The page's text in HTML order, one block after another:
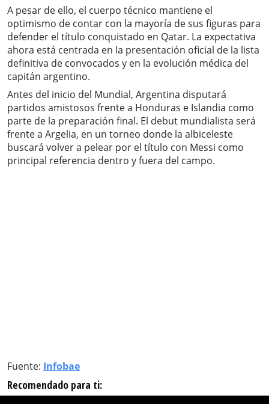
A pesar de ello, el cuerpo técnico mantiene el
optimismo de contar con la mayoría de sus figuras para
defender el título conquistado en Qatar. La expectativa
ahora está centrada en la presentación oficial de la lista
definitiva de convocados y en la evolución médica del
capitán argentino.
Antes del inicio del Mundial, Argentina disputará
partidos amistosos frente a Honduras e Islandia como
parte de la preparación final. El debut mundialista será
frente a Argelia, en un torneo donde la albiceleste
buscará volver a pelear por el título con Messi como
principal referencia dentro y fuera del campo.
Fuente: Infobae
Recomendado para ti: